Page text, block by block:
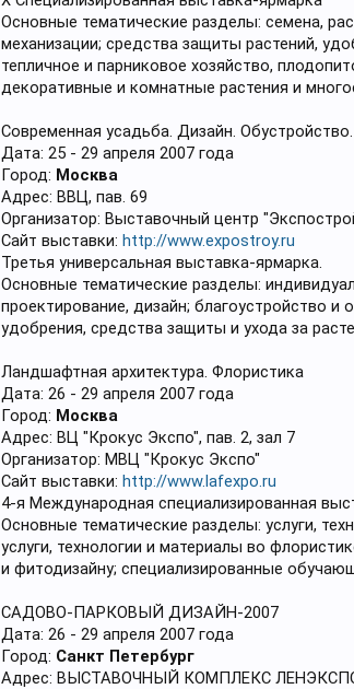
Основные тематические разделы: семена,
механизации; средства защиты растений,
тепличное и парниковое хозяйство,
декоративные и комнатные растения и
Современная усадьба. Дизайн.
Дата: 25 - 29 апреля 2007 года
Город: Москва
Адрес: ВВЦ, пав. 69
Организатор: Выставочный центр
Сайт выставки: http://www.expostroy.ru
Третья универсальная выставка-ярмарка.
Основные тематические разделы:
проектирование, дизайн; благоустройство
удобрения, средства защиты и ухода за
Ландшафтная архитектура. Флористика
Дата: 26 - 29 апреля 2007 года
Город: Москва
Адрес: ВЦ "Крокус Экспо", пав. 2, зал 7
Организатор: МВЦ "Крокус Экспо"
Сайт выставки: http://www.lafexpo.ru
4-я Международная специализированная
Основные тематические разделы: услуги,
услуги, технологии и материалы во
и фитодизайну; специализированные
САДОВО-ПАРКОВЫЙ ДИЗАЙН-2007
Дата: 26 - 29 апреля 2007 года
Город: Санкт Петербург
Адрес: ВЫСТАВОЧНЫЙ КОМПЛЕКС